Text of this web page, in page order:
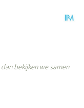
bekijken we samen